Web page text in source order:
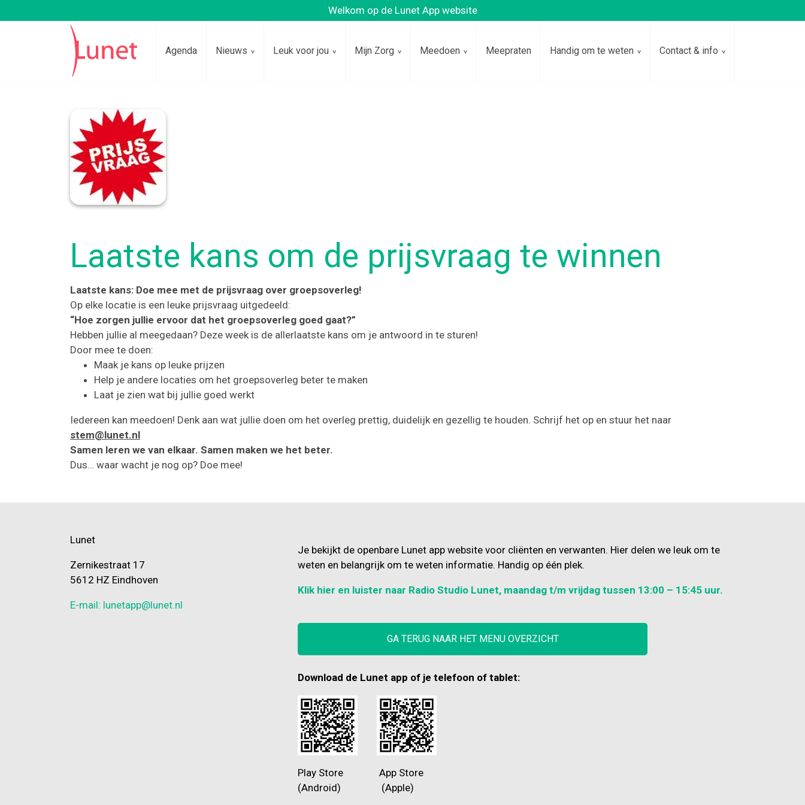
Welkom op de Lunet App website
Agenda Nieuws Leuk voor jou Mijn Zorg Meedoen Meepraten Handig om te weten Contact & info
Lees voor
Laatste kans om de prijsvraag te winnen
Laatste kans: Doe mee met de prijsvraag over groepsoverleg!
Op elke locatie is een leuke prijsvraag uitgedeeld:
“Hoe zorgen jullie ervoor dat het groepsoverleg goed gaat?”
Hebben jullie al meegedaan? Deze week is de allerlaatste kans om je antwoord in te sturen!
Door mee te doen:
Maak je kans op leuke prijzen
Help je andere locaties om het groepsoverleg beter te maken
Laat je zien wat bij jullie goed werkt
Iedereen kan meedoen! Denk aan wat jullie doen om het overleg prettig, duidelijk en gezellig te houden. Schrijf het op en stuur het naar
stem@lunet.nl
Samen leren we van elkaar. Samen maken we het beter.
Dus… waar wacht je nog op? Doe mee!
Lunet
Zernikestraat 17
5612 HZ Eindhoven
E-mail: lunetapp@lunet.nl
Je bekijkt de openbare Lunet app website voor cliënten en verwanten. Hier delen we leuk om te
weten en belangrijk om te weten informatie. Handig op één plek.
Klik hier en luister naar Radio Studio Lunet, maandag t/m vrijdag tussen 13:00 – 15:45 uur.
GA TERUG NAAR HET MENU OVERZICHT
Download de Lunet app of je telefoon of tablet:
Play Store App Store
(Android) (Apple)